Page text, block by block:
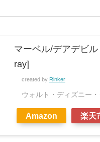
マーベル/デアデビ
ray]
created by Rinker
ウォルト・ディズニー
Amazon 楽天